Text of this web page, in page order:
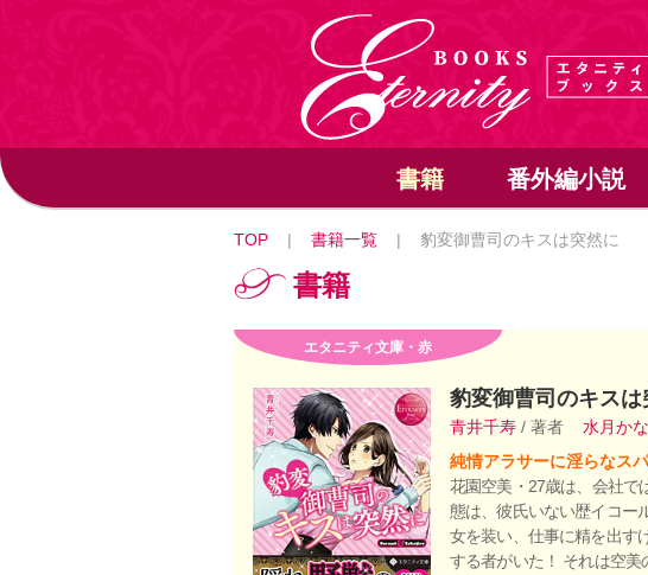
書籍 番外編小説
TOP | 書籍一覧 | 豹変御曹司のキスは突然に
書籍
エタニティ文庫・赤
豹変御曹司のキスは
青井千寿 / 著者 水月かな
純情アラサーに淫らなス
花園空美・27歳は、会社で
態は、彼氏いない歴イコー
女を装い、仕事に精を出す
する者がいた！ それは空